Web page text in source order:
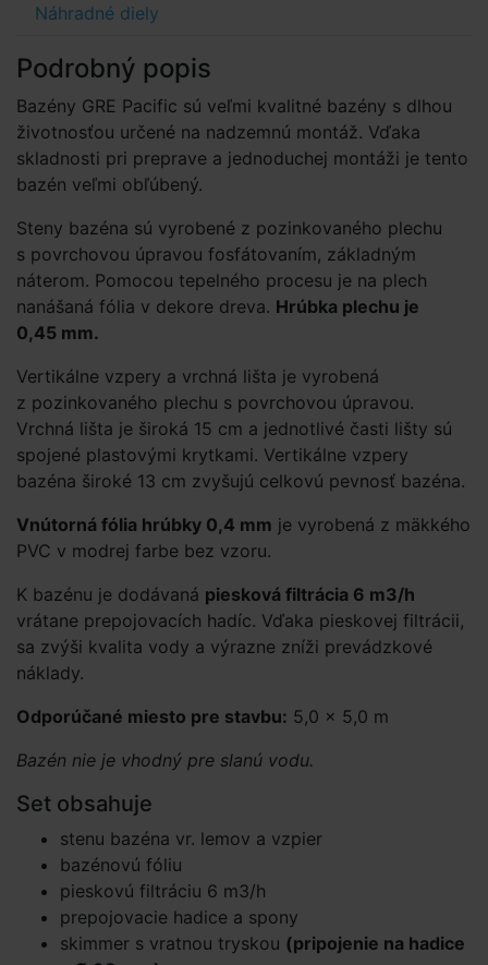
Náhradné diely
Podrobný popis
Bazény GRE Pacific sú veľmi kvalitné bazény s dlhou
životnosťou určené na nadzemnú montáž. Vďaka
skladnosti pri preprave a jednoduchej montáži je tento
bazén veľmi obľúbený.
Steny bazéna sú vyrobené z pozinkovaného plechu
s povrchovou úpravou fosfátovaním, základným
náterom. Pomocou tepelného procesu je na plech
nanášaná fólia v dekore dreva. Hrúbka plechu je
0,45 mm.
Vertikálne vzpery a vrchná lišta je vyrobená
z pozinkovaného plechu s povrchovou úpravou.
Vrchná lišta je široká 15 cm a jednotlivé časti lišty sú
spojené plastovými krytkami. Vertikálne vzpery
bazéna široké 13 cm zvyšujú celkovú pevnosť bazéna.
Vnútorná fólia hrúbky 0,4 mm je vyrobená z mäkkého
PVC v modrej farbe bez vzoru.
K bazénu je dodávaná piesková filtrácia 6 m3/h
vrátane prepojovacích hadíc. Vďaka pieskovej filtrácii,
sa zvýši kvalita vody a výrazne zníži prevádzkové
náklady.
Odporúčané miesto pre stavbu: 5,0 × 5,0 m
Bazén nie je vhodný pre slanú vodu.
Set obsahuje
stenu bazéna vr. lemov a vzpier
bazénovú fóliu
pieskovú filtráciu 6 m3/h
prepojovacie hadice a spony
skimmer s vratnou tryskou (pripojenie na hadice